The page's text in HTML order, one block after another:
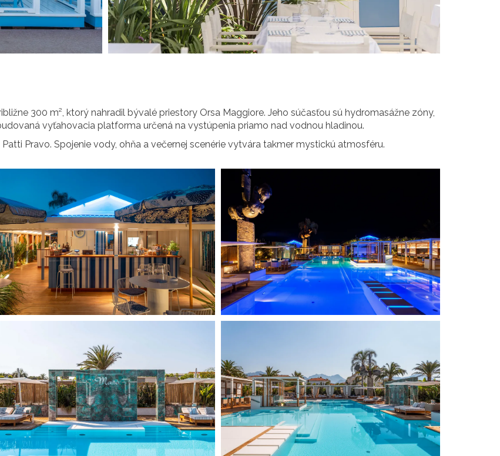
300 m², ktorý nahradil bývalé priestory Orsa Maggiore. Jeho súčasťou sú hydromasážne zóny,
vyťahovacia platforma určená na vystúpenia priamo nad vodnou hladinou.
Pravo. Spojenie vody, ohňa a večernej scenérie vytvára takmer mystickú atmosféru.